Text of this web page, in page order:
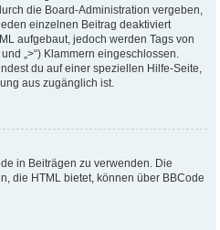
die Board-Administration vergeben,
einzelnen Beitrag deaktiviert
aufgebaut, jedoch werden Tags von
und „>“) Klammern eingeschlossen.
du auf einer speziellen Hilfe-Seite,
aus zugänglich ist.
in Beiträgen zu verwenden. Die
die HTML bietet, können über BBCode